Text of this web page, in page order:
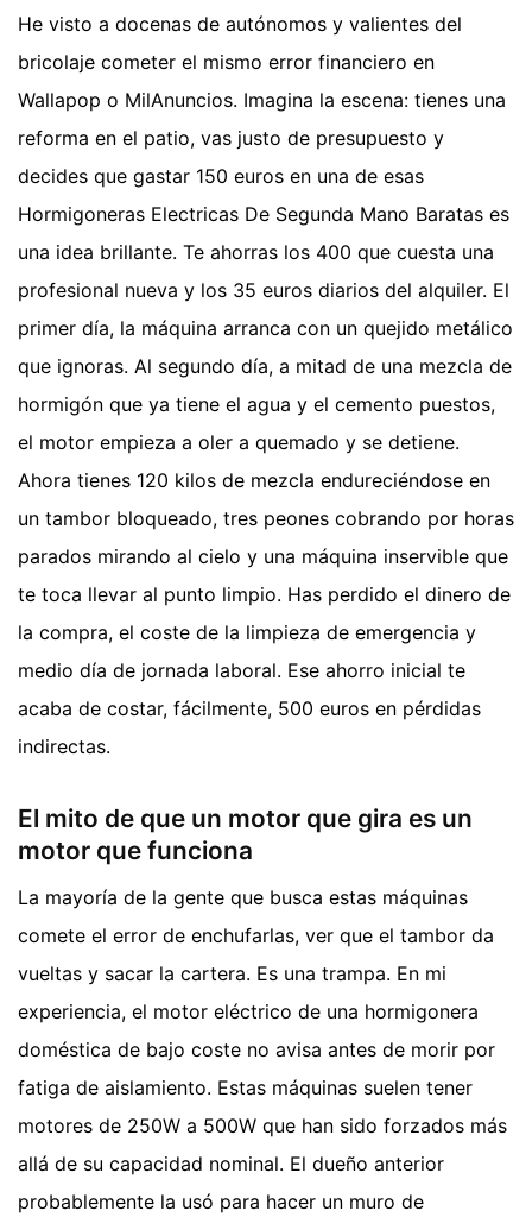
He visto a docenas de autónomos y valientes del
bricolaje cometer el mismo error financiero en
Wallapop o MilAnuncios. Imagina la escena: tienes una
reforma en el patio, vas justo de presupuesto y
decides que gastar 150 euros en una de esas
Hormigoneras Electricas De Segunda Mano Baratas es
una idea brillante. Te ahorras los 400 que cuesta una
profesional nueva y los 35 euros diarios del alquiler. El
primer día, la máquina arranca con un quejido metálico
que ignoras. Al segundo día, a mitad de una mezcla de
hormigón que ya tiene el agua y el cemento puestos,
el motor empieza a oler a quemado y se detiene.
Ahora tienes 120 kilos de mezcla endureciéndose en
un tambor bloqueado, tres peones cobrando por horas
parados mirando al cielo y una máquina inservible que
te toca llevar al punto limpio. Has perdido el dinero de
la compra, el coste de la limpieza de emergencia y
medio día de jornada laboral. Ese ahorro inicial te
acaba de costar, fácilmente, 500 euros en pérdidas
indirectas.
El mito de que un motor que gira es un
motor que funciona
La mayoría de la gente que busca estas máquinas
comete el error de enchufarlas, ver que el tambor da
vueltas y sacar la cartera. Es una trampa. En mi
experiencia, el motor eléctrico de una hormigonera
doméstica de bajo coste no avisa antes de morir por
fatiga de aislamiento. Estas máquinas suelen tener
motores de 250W a 500W que han sido forzados más
allá de su capacidad nominal. El dueño anterior
probablemente la usó para hacer un muro de